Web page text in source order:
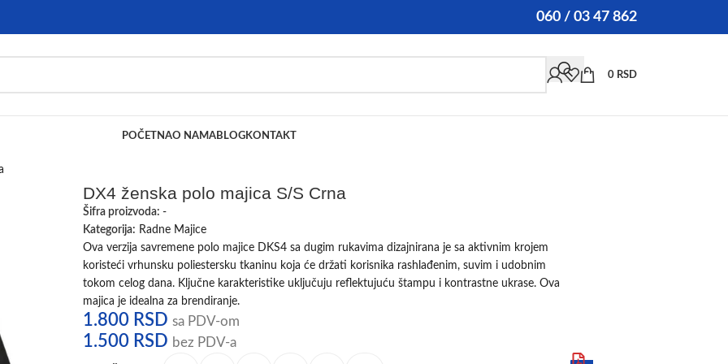
060 / 03 47 862
0 RSD
POČETNAO NAMABLOGKONTAKT
DX4 ženska polo majica S/S Crna
Šifra proizvoda:-
Kategorija: Radne Majice
Ova verzija savremene polo majice DKS4 sa dugim rukavima dizajnirana je sa aktivnim krojem
koristeći vrhunsku poliestersku tkaninu koja će držati korisnika rashlađenim, suvim i udobnim
tokom celog dana. Ključne karakteristike uključuju reflektujuću štampu i kontrastne ukrase. Ova
majica je idealna za brendiranje.
1.800 RSD sa PDV-om
1.500 RSD bez PDV-a